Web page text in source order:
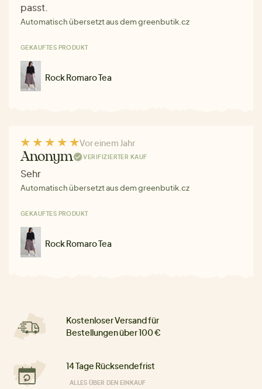
passt.
Automatisch übersetzt aus dem greenbutik.cz
GEKAUFTES PRODUKT
Rock Romaro Tea
Vor einem Jahr
Anonym VERIFIZIERTER KAUF
Sehr
Automatisch übersetzt aus dem greenbutik.cz
GEKAUFTES PRODUKT
Rock Romaro Tea
Kostenloser Versand für
Bestellungen über 100 €
14 Tage Rücksendefrist
ALLES ÜBER DEN EINKAUF